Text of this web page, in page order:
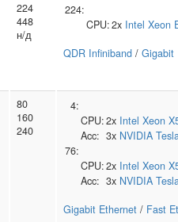
224
448
н/д
224:
CPU:2x Intel Xeon
QDR Infiniband / Gigabit
80
160
240
4:
CPU:2x Intel Xeon
Acc: 3x NVIDIA
76:
CPU:2x Intel Xeon
Acc: 3x NVIDIA
Gigabit Ethernet / Fast